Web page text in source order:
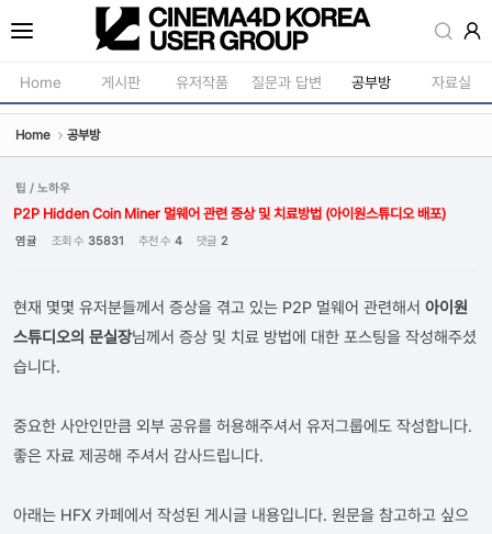
Home 게시판
공지사항
강의소식
사진첩
구인 / 홍보 / 프로젝트 의뢰
유저작품 질문과 답변 공부방 자료실
모션 / 모그라
애니메이션 / 리깅 /
스크립트 / 플러그인 /
Home 공부방
팁 / 노하우
P2P Hidden Coin Miner 멀웨어 관련 증상 및 치료방법 (아이원스튜디오 배포)
염귤 조회 수 35831 추천 수 4 댓글 2
현재 몇몇 유저분들께서 증상을 겪고 있는 P2P 멀웨어 관련해서 아이원
스튜디오의 문실장님께서 증상 및 치료 방법에 대한 포스팅을 작성해주셨
습니다.
중요한 사안인만큼 외부 공유를 허용해주셔서 유저그룹에도 작성합니다.
좋은 자료 제공해 주셔서 감사드립니다.
아래는 HFX 카페에서 작성된 게시글 내용입니다. 원문을 참고하고 싶으
Sketchbook5, 스케치북5
Sketchbook5, 스케치북5